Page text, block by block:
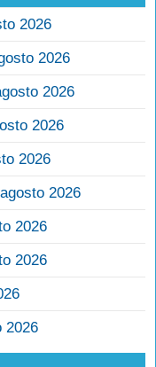
2026
2026
2026
2026
2026
2026
2026
2026
2026